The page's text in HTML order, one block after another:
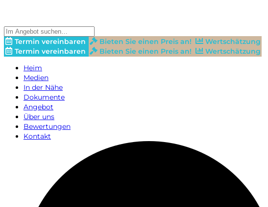
Termin vereinbaren Bieten Sie einen Preis an!
Wertschätzung
Termin vereinbaren
Bieten Sie einen Preis an!
Wertschätzung
Heim
Medien
In der Nähe
Dokumente
Angebot
Über uns
Bewertungen
Kontakt